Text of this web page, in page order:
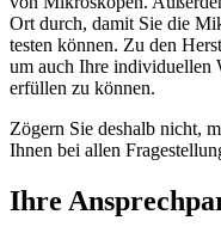
Ort durch, damit Sie die
testen können. Zu den
um auch Ihre individuellen
erfüllen zu können.
Zögern Sie deshalb nicht,
Ihnen bei allen
Ihre